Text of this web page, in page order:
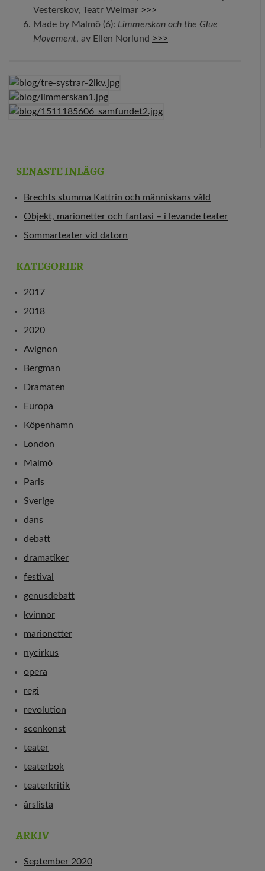
Vesterskov, Teatr Weimar >>>
Made by Malmö (6): Limmerskan och the Glue
Movement, av Ellen Norlund >>>
SENASTE INLÄGG
Brechts stumma Kattrin och människans våld
Objekt, marionetter och fantasi – i levande teater
Sommarteater vid datorn
KATEGORIER
2017
2018
2020
Avignon
Bergman
Dramaten
Europa
Köpenhamn
London
Malmö
Paris
Sverige
dans
debatt
dramatiker
festival
genusdebatt
kvinnor
marionetter
nycirkus
opera
regi
revolution
scenkonst
teater
teaterbok
teaterkritik
årslista
ARKIV
September 2020